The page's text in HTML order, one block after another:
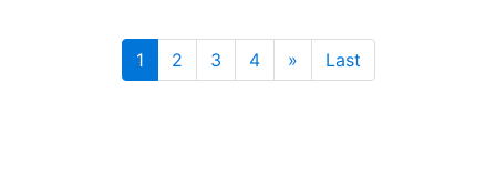
1 2 3 4 »LastLast